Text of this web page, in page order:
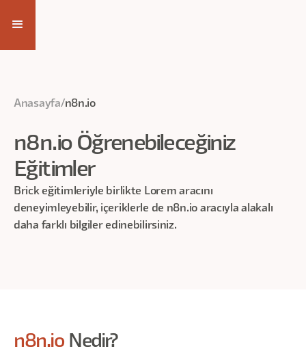
Anasayfa/n8n.io
n8n.ioÖğrenebileceğiniz
Eğitimler
Brick eğitimleriyle birlikte Lorem aracını
deneyimleyebilir, içeriklerle de n8n.io aracıyla alakalı
daha farklı bilgiler edinebilirsiniz.
n8n.io Nedir?